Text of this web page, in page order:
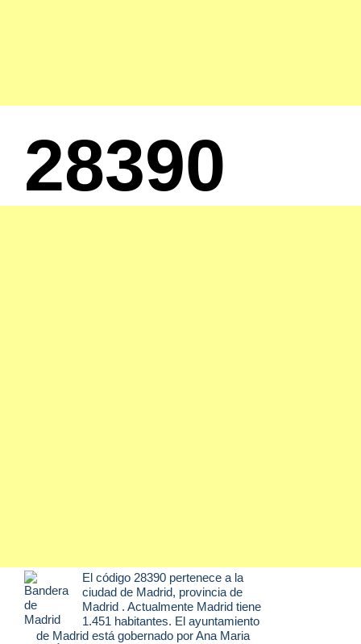
28390
El código 28390 pertenece a la
ciudad de Madrid, provincia de
Madrid . Actualmente Madrid tiene
1.451 habitantes. El ayuntamiento
de Madrid está gobernado por Ana Maria